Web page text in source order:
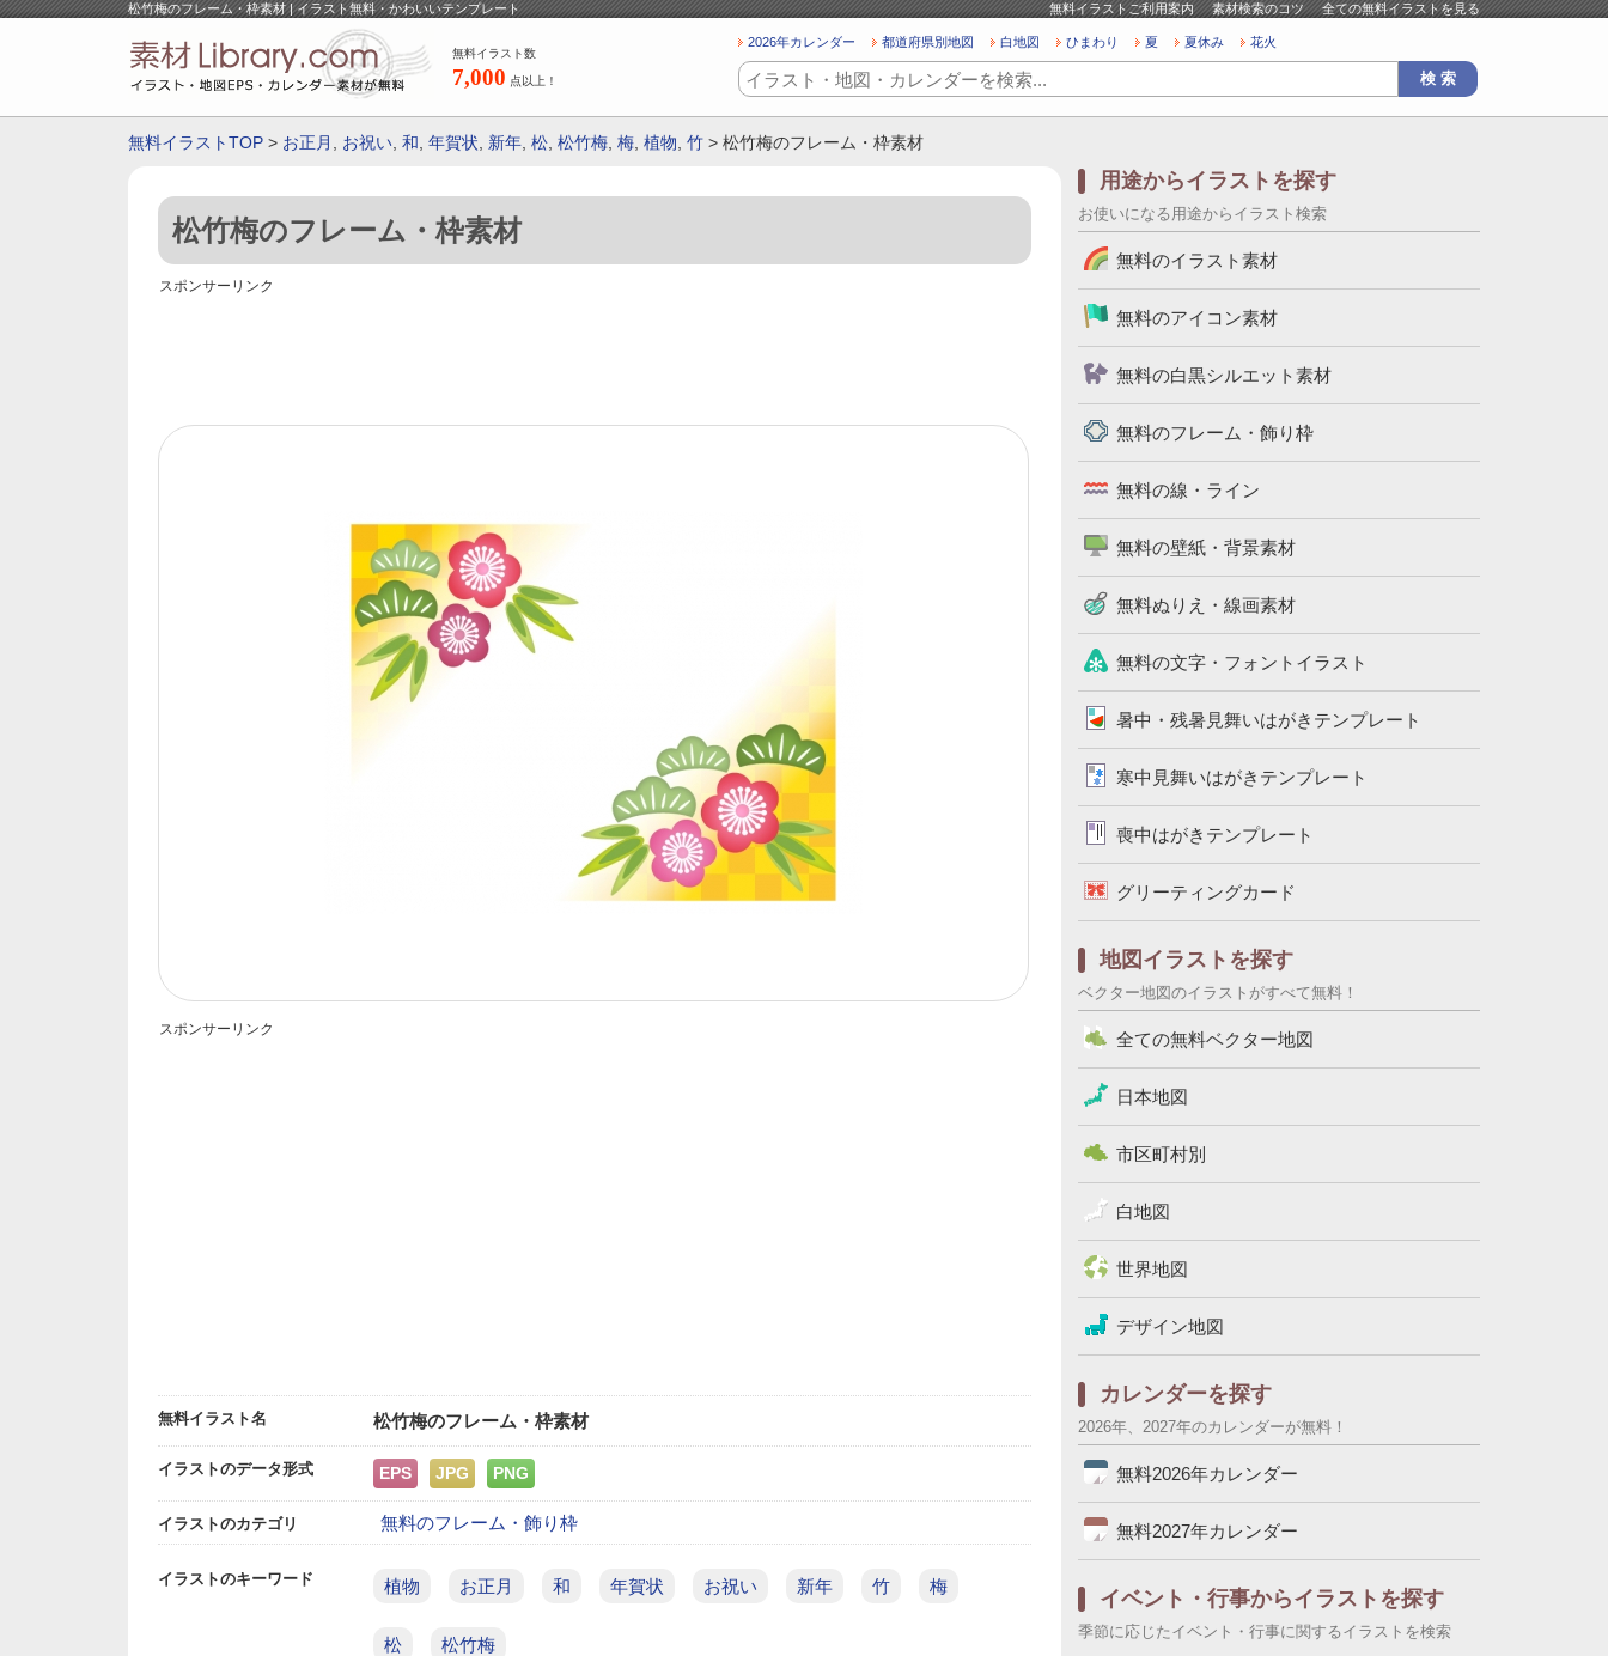
松竹梅のフレーム・枠素材 | イラスト無料・かわいいテンプレート 無料イラストご利用案内 素材検索のコツ 全ての無料イラストを見る
無料イラスト数
7,000 点以上！
2026年カレンダー 都道府県別地図 白地図 ひまわり 夏 夏休み 花火
無料イラストTOP > お正月 お祝い 和 年賀状 新年 松 松竹梅 梅 植物 竹 > 松竹梅のフレーム・枠素材
松竹梅のフレーム・枠素材
スポンサーリンク
スポンサーリンク
無料イラスト名 松竹梅のフレーム・枠素材
イラストのデータ形式 EPS JPG PNG
イラストのカテゴリ 無料のフレーム・飾り枠
イラストのキーワード 植物 お正月 和 年賀状 お祝い 新年 竹 梅
松 松竹梅
用途からイラストを探す
お使いになる用途からイラスト検索
無料のイラスト素材
無料のアイコン素材
無料の白黒シルエット素材
無料のフレーム・飾り枠
無料の線・ライン
無料の壁紙・背景素材
無料ぬりえ・線画素材
無料の文字・フォントイラスト
暑中・残暑見舞いはがきテンプレート
寒中見舞いはがきテンプレート
喪中はがきテンプレート
グリーティングカード
地図イラストを探す
ベクター地図のイラストがすべて無料！
全ての無料ベクター地図
日本地図
市区町村別
白地図
世界地図
デザイン地図
カレンダーを探す
2026年、2027年のカレンダーが無料！
無料2026年カレンダー
無料2027年カレンダー
イベント・行事からイラストを探す
季節に応じたイベント・行事に関するイラストを検索